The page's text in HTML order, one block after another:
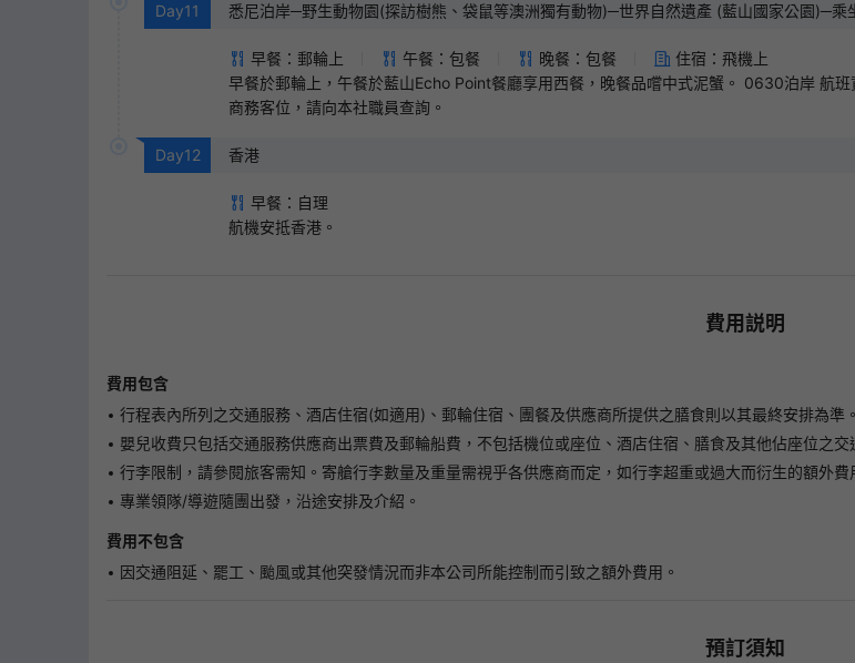
Day11
悉尼泊岸─野生動物園(探訪樹熊、袋鼠等澳洲獨有動物)─世界自然遺產 (藍山國家公園)─
早餐：郵輪上 午餐：包餐 晚餐：包餐
住宿：飛機上
早餐於郵輪上，午餐於藍山Echo Point餐廳享用西餐，晚餐品嚐中式泥蟹。 0630泊岸 航
商務客位，請向本社職員查詢。
Day12 香港
早餐：自理
航機安抵香港。
費用説明
費用包含
行程表內所列之交通服務、酒店住宿(如適用)、郵輪住宿、團餐及供應商所提供之膳食則以其最終安排為
嬰兒收費只包括交通服務供應商出票費及郵輪船費，不包括機位或座位、酒店住宿、膳食及其他佔座位之交
行李限制，請參閱旅客需知。寄艙行李數量及重量需視乎各供應商而定，如行李超重或過大而衍生的額外費
專業領隊/導遊隨團出發，沿途安排及介紹。
費用不包含
因交通阻延、罷工、颱風或其他突發情況而非本公司所能控制而引致之額外費用。
預訂須知